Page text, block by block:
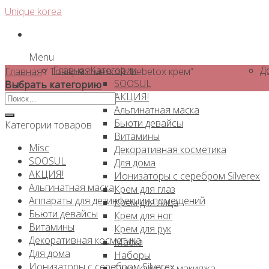
Skip
content
Unique korea
Menu
ГлавнаяКатегории
SOOSUL
АКЦИЯ!
Альгинатная маска
Бьюти девайсы
Витамины
Декоративная косметика
Для дома
Ионизаторы с серебром Silverex
Крем для глаз
Крем для лица
Крем для ног
Крем для рук
Маска
Наборы
Главная/Товары с меткой “bebetox крем”
Выбрать категорию
Искать:
Категории товаров
Misc
SOOSUL
АКЦИЯ!
Альгинатная маска
Аппараты для дезинфекции помещений
Бьюти девайсы
Витамины
Декоративная косметика
Для дома